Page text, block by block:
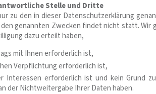
Stelle und Dritte
zu den in dieser Datenschutzerklärung
genannten Zwecken findet nicht statt. Wir
dazu erteilt haben,
mit Ihnen erforderlich ist,
Verpflichtung erforderlich ist,
Interessen erforderlich ist und kein Grund
der Nichtweitergabe Ihrer Daten haben.